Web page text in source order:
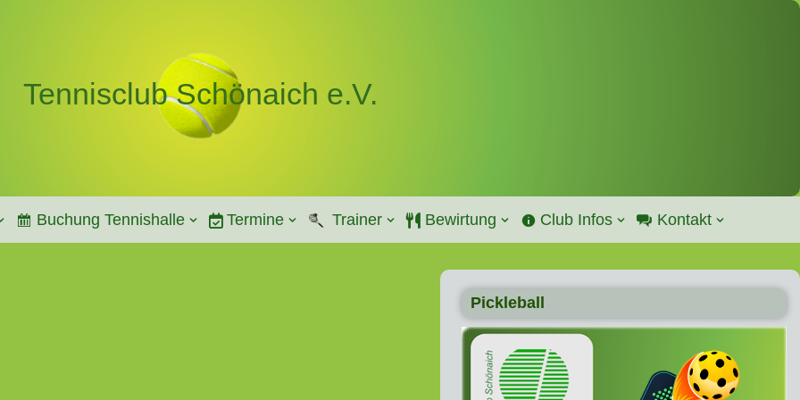
Tennisclub Schönaich e.V.
Buchung Tennishalle Termine Trainer Bewirtung Club Infos Kontakt
Pickleball